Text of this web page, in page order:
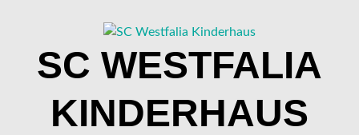
SC WESTFALIA
KINDERHAUS